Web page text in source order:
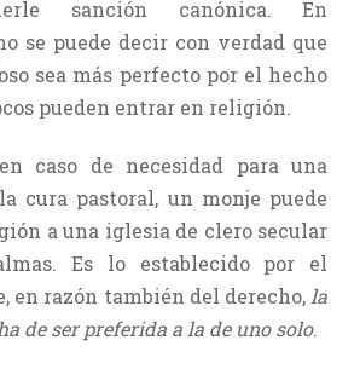
sanción canónica. En
se puede decir con verdad que
sea más perfecto por el hecho
pueden entrar en religión.
caso de necesidad para una
cura pastoral, un monje puede
a una iglesia de clero secular
Es lo establecido por el
en razón también del derecho, la
de ser preferida a la de uno solo.